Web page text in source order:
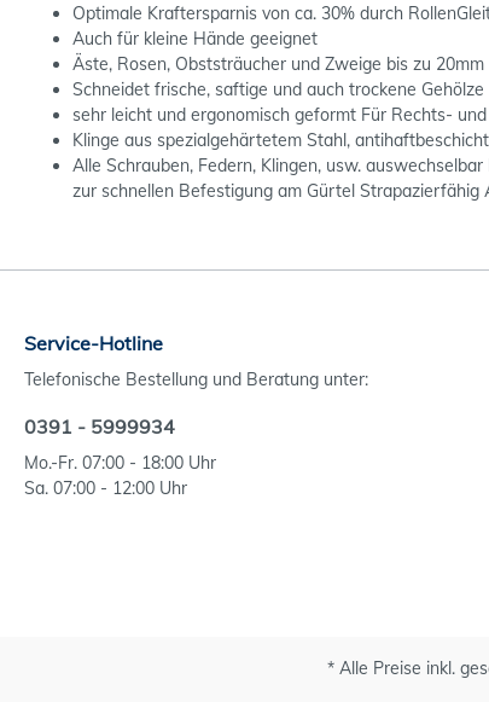
Optimale Kraftersparnis von ca. 30% durch
Auch für kleine Hände geeignet
Äste, Rosen, Obststräucher und Zweige bis zu
Schneidet frische, saftige und auch trockene Gehölze
sehr leicht und ergonomisch geformt Für Rechts-
Klinge aus spezialgehärtetem Stahl,
Alle Schrauben, Federn, Klingen, usw.
zur schnellen Befestigung am Gürtel
Service-Hotline
Telefonische Bestellung und Beratung unter:
0391 - 5999934
Mo.-Fr. 07:00 - 18:00 Uhr
Sa. 07:00 - 12:00 Uhr
* Alle Preise inkl.